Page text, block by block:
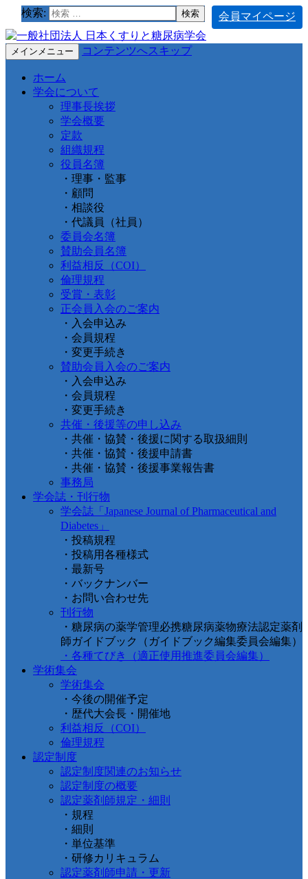
会員マイページ
検索:
メインメニュー コンテンツへスキップ
ホーム
学会について
理事長挨拶
学会概要
定款
組織規程
役員名簿
・理事・監事
・顧問
・相談役
・代議員（社員）
委員会名簿
賛助会員名簿
利益相反（COI）
倫理規程
受賞・表彰
正会員入会のご案内
・入会申込み
・会員規程
・変更手続き
賛助会員入会のご案内
・入会申込み
・会員規程
・変更手続き
共催・後援等の申し込み
・共催・協賛・後援に関する取扱細則
・共催・協賛・後援申請書
・共催・協賛・後援事業報告書
事務局
学会誌・刊行物
学会誌「Japanese Journal of Pharmaceutical and
Diabetes」
・投稿規程
・投稿用各種様式
・最新号
・バックナンバー
・お問い合わせ先
刊行物
・糖尿病の薬学管理必携糖尿病薬物療法認定薬剤
師ガイドブック（ガイドブック編集委員会編集）
・各種てびき（適正使用推進委員会編集）
学術集会
学術集会
・今後の開催予定
・歴代大会長・開催地
利益相反（COI）
倫理規程
認定制度
認定制度関連のお知らせ
認定制度の概要
認定薬剤師規定・細則
・規程
・細則
・単位基準
・研修カリキュラム
認定薬剤師申請・更新